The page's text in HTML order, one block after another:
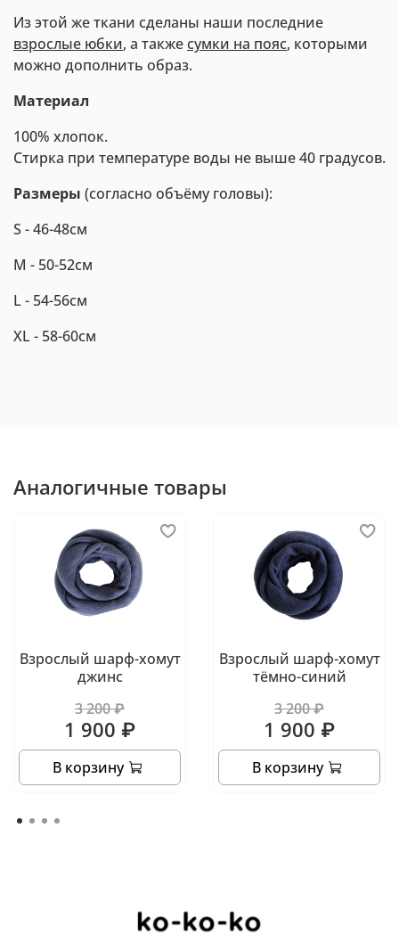
Из этой же ткани сделаны наши последние
взрослые юбки, а такжесумки на пояс, которыми
можно дополнить образ.
Материал
100% хлопок.
Стирка при температуре воды не выше 40 градусов.
Размеры (согласно объёму головы):
S - 46-48см
M - 50-52см
L - 54-56см
XL - 58-60см
Аналогичные товары
Взрослый шарф-хомут
джинс
3 200 ₽
1 900 ₽
В корзину
Взрослый шарф-хомут
тёмно-синий
3 200 ₽
1 900 ₽
В корзину